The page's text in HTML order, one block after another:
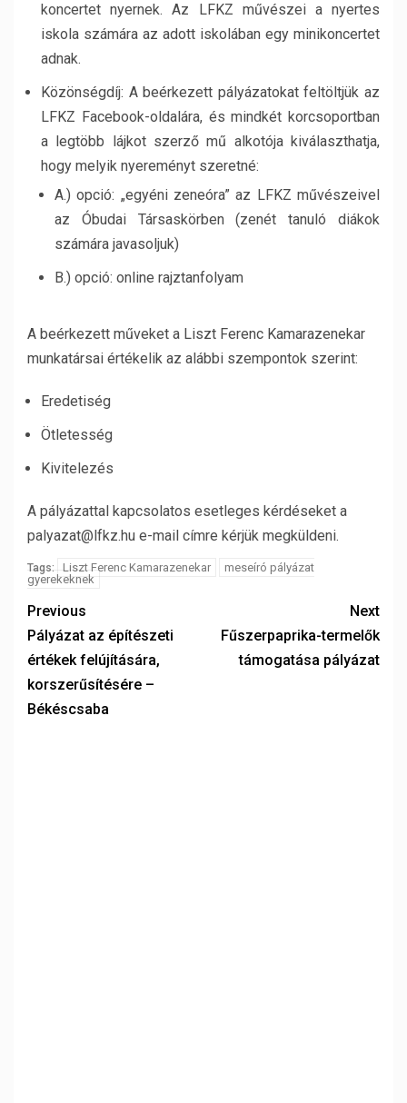
koncertet nyernek. Az LFKZ művészei a nyertes
iskola számára az adott iskolában egy minikoncertet
adnak.
Közönségdíj: A beérkezett pályázatokat feltöltjük az
LFKZ Facebook-oldalára, és mindkét korcsoportban
a legtöbb lájkot szerző mű alkotója kiválaszthatja,
hogy melyik nyereményt szeretné:
A.) opció: „egyéni zeneóra” az LFKZ művészeivel
az Óbudai Társaskörben (zenét tanuló diákok
számára javasoljuk)
B.) opció: online rajztanfolyam
A beérkezett műveket a Liszt Ferenc Kamarazenekar
munkatársai értékelik az alábbi szempontok szerint:
Eredetiség
Ötletesség
Kivitelezés
A pályázattal kapcsolatos esetleges kérdéseket a
palyazat@lfkz.hu e-mail címre kérjük megküldeni.
Tags: Liszt Ferenc Kamarazenekar
meseíró pályázat
gyerekeknek
Previous
Pályázat az építészeti
értékek felújítására,
korszerűsítésére –
Békéscsaba
Next
Fűszerpaprika-termelők
támogatása pályázat